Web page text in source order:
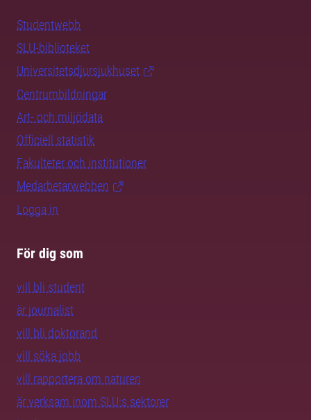
Studentwebb
SLU-biblioteket
Universitetsdjursjukhuset
Centrumbildningar
Art- och miljödata
Officiell statistik
Fakulteter och institutioner
Medarbetarwebben
Logga in
För dig som
vill bli student
är journalist
vill bli doktorand
vill söka jobb
vill rapportera om naturen
är verksam inom SLU:s sektorer